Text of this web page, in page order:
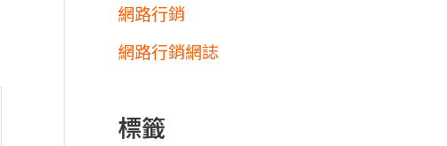
網路行銷
網路行銷網誌
標籤